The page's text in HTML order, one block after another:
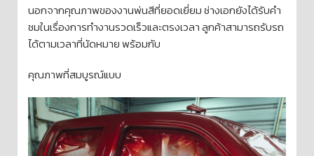
นอกจากคุณภาพของงานพ่นสีที่ยอดเยี่ยม ช่างเอกยังได้รับคำ
ชมในเรื่องการทำงานรวดเร็วและตรงเวลา ลูกค้าสามารถรับรถ
ได้ตามเวลาที่นัดหมาย พร้อมกับ
คุณภาพที่สมบูรณ์แบบ